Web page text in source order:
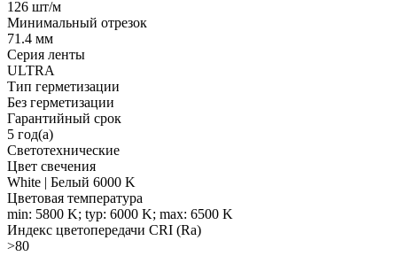
126 шт/м
Минимальный отрезок
71.4 мм
Серия ленты
ULTRA
Тип герметизации
Без герметизации
Гарантийный срок
5 год(а)
Светотехнические
Цвет свечения
White | Белый 6000 K
Цветовая температура
min: 5800 K; typ: 6000 K; max: 6500 K
Индекс цветопередачи CRI (Ra)
>80